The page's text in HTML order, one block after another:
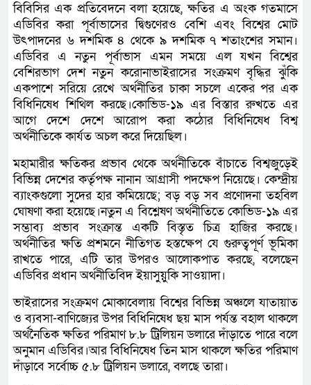
বিবিসির এক প্রতিবেদনে বলা হয়েছে, ক্ষতির এ অংক গতমাসে
এডিবির করা পূর্বাভাসের দ্বিগুণেরও বেশি এবং বিশ্বের মোট
উৎপাদনের ৬ দশমিক ৪ থেকে ৯ দশমিক ৭ শতাংশের সমান।
এডিবির এ নতুন পূর্বাভাস এমন সময়ে এল যখন বিশ্বের
বেশিরভাগ দেশ নতুন করোনাভাইরাসের সংক্রমণ বৃদ্ধির ঝুঁকি
একপাশে সরিয়ে রেখে অর্থনীতির চাকা সচলে একের পর এক
বিধিনিষেধ শিথিল করছে।কোভিড-১৯ এর বিস্তার রুখতে এর
আগে দেশে দেশে আরোপ করা কঠোর বিধিনিষেধ বিশ্ব
অর্থনীতিকে কার্যত অচল করে দিয়েছিল।
মহামারীর ক্ষতিকর প্রভাব থেকে অর্থনীতিকে বাঁচাতে বিশ্বজুড়েই
বিভিন্ন দেশের কর্তৃপক্ষ নানান আগ্রাসী পদক্ষেপ নিয়েছে। কেন্দ্রীয়
ব্যাংকগুলো সুদের হার কমিয়েছে; বড় বড় সব প্রণোদনা তহবিল
ঘোষণা করা হয়েছে।নতুন এ বিশ্লেষণ অর্থনীতিতে কোভিড-১৯ এর
সম্ভাব্য প্রভাব সংক্রান্ত একটি বিস্তৃত চিত্র হাজির করছে।
অর্থনীতির ক্ষতি প্রশমনে নীতিগত হস্তক্ষেপ যে গুরুত্বপূর্ণ ভূমিকা
রাখতে পারে, এটি তার উপরও আলোকপাত করছে, বলেছেন
এডিবির প্রধান অর্থনীতিবিদ ইয়াসুয়ুকি সাওয়াদা।
ভাইরাসের সংক্রমণ মোকাবেলায় বিশ্বের বিভিন্ন অঞ্চলে যাতায়াত
ও ব্যবসা-বাণিজ্যের উপর বিধিনিষেধ ছয় মাস পর্যন্ত বহাল থাকলে
অর্থনৈতিক ক্ষতির পরিমাণ ৮.৮ ট্রিলিয়ন ডলারে দাঁড়াতে পারে বলে
অনুমান এডিবির।আর বিধিনিষেধ তিন মাস থাকলে ক্ষতির পরিমাণ
দাঁড়াবে সর্বোচ্চ ৫.৮ ট্রিলিয়ন ডলারে, বলছে তারা।